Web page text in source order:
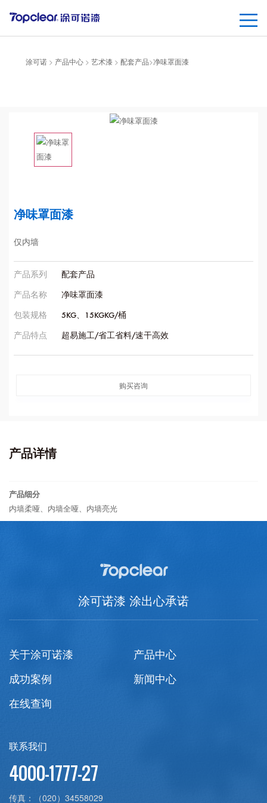
涂可诺 > 产品中心 > 艺术漆 > 配套产品>净味罩面漆
净味罩面漆
仅内墙
产品系列 配套产品
产品名称 净味罩面漆
包装规格 5KG、15KGKG/桶
产品特点 超易施工/省工省料/速干高效
购买咨询
产品详情
产品细分
内墙柔哑、内墙全哑、内墙亮光
涂可诺漆 涂出心承诺
关于涂可诺漆
产品中心
成功案例
新闻中心
在线查询
联系我们
4000-1777-27
传真： （020）34558029